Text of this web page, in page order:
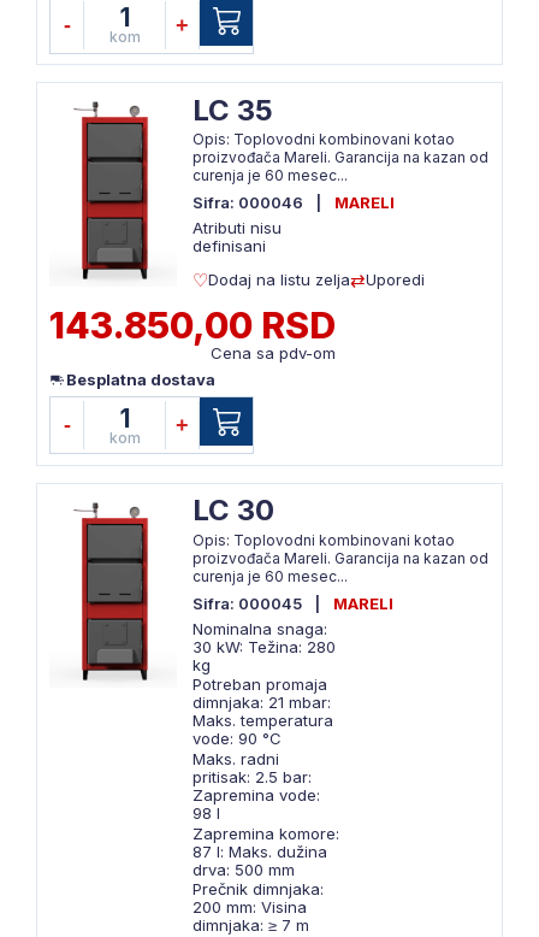
- 1
kom
+
LC 35
Opis: Toplovodni kombinovani kotao
proizvođača Mareli. Garancija na kazan od
curenja je 60 mesec...
Sifra: 000046
MARELI
Atributi nisu
definisani
Dodaj na listu zelja
Uporedi
143.850,00 RSD
Cena sa pdv-om
Besplatna dostava
- 1
kom
+
LC 30
Opis: Toplovodni kombinovani kotao
proizvođača Mareli. Garancija na kazan od
curenja je 60 mesec...
Sifra: 000045
MARELI
Nominalna snaga:
30 kW: Težina: 280
kg
Potreban promaja
dimnjaka: 21 mbar:
Maks. temperatura
vode: 90 °C
Maks. radni
pritisak: 2.5 bar:
Zapremina vode:
98 l
Zapremina komore:
87 l: Maks. dužina
drva: 500 mm
Prečnik dimnjaka:
200 mm: Visina
dimnjaka: ≥ 7 m